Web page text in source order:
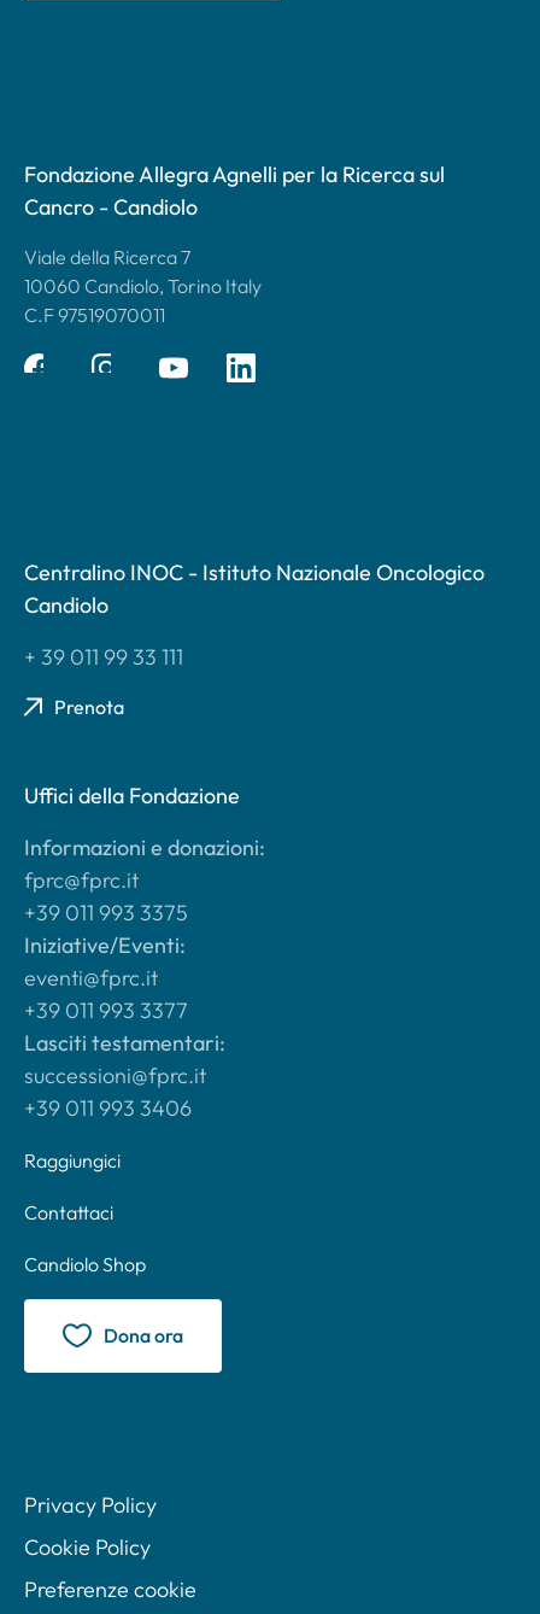
Fondazione Allegra Agnelli per la Ricerca sul
Cancro - Candiolo
Viale della Ricerca 7
10060 Candiolo, Torino Italy
C.F 97519070011
Centralino INOC - Istituto Nazionale Oncologico
Candiolo
+ 39 011 99 33 111
Prenota
Uffici della Fondazione
Informazioni e donazioni:
fprc@fprc.it
+39 011 993 3375
Iniziative/Eventi:
eventi@fprc.it
+39 011 993 3377
Lasciti testamentari:
successioni@fprc.it
+39 011 993 3406
Raggiungici
Contattaci
Candiolo Shop
Dona ora
Privacy Policy
Cookie Policy
Preferenze cookie